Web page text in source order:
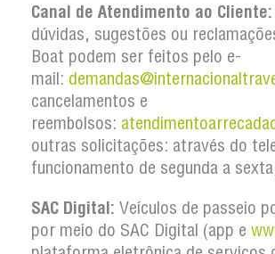
Canal de Atendimento ao Cliente:
dúvidas, sugestões ou
Boat podem ser feitos pelo e-
mail:
cancelamentos e
reembolsos:
outras solicitações: através do
funcionamento de segunda a
SAC Digital: Veículos de passeio
por meio do SAC Digital (app e